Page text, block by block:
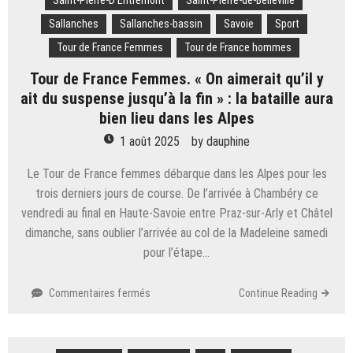
Sallanches
Sallanches-bassin Savoie
Sport
Tour de France Femmes
Tour de France hommes
Tour de France Femmes. « On aimerait qu’il y
ait du suspense jusqu’à la fin » : la bataille aura
bien lieu dans les Alpes
1 août 2025 by dauphine
Le Tour de France femmes débarque dans les Alpes pour les
trois derniers jours de course. De l’arrivée à Chambéry ce
vendredi au final en Haute-Savoie entre Praz-sur-Arly et Châtel
dimanche, sans oublier l’arrivée au col de la Madeleine samedi
pour l’étape…
Commentaires fermés Continue Reading